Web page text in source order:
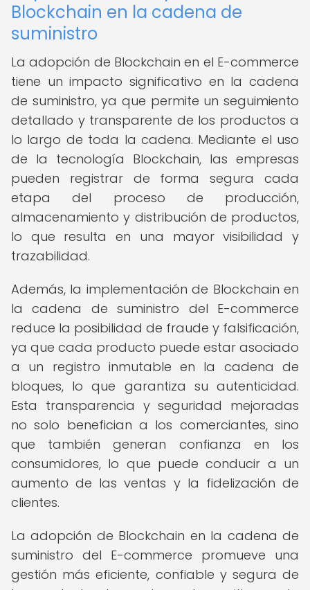
Blockchain en la cadena de
suministro
La adopción de Blockchain en el E-commerce
tiene un impacto significativo en la cadena
de suministro, ya que permite un seguimiento
detallado y transparente de los productos a
lo largo de toda la cadena. Mediante el uso
de la tecnología Blockchain, las empresas
pueden registrar de forma segura cada
etapa del proceso de producción,
almacenamiento y distribución de productos,
lo que resulta en una mayor visibilidad y
trazabilidad.
Además, la implementación de Blockchain en
la cadena de suministro del E-commerce
reduce la posibilidad de fraude y falsificación,
ya que cada producto puede estar asociado
a un registro inmutable en la cadena de
bloques, lo que garantiza su autenticidad.
Esta transparencia y seguridad mejoradas
no solo benefician a los comerciantes, sino
que también generan confianza en los
consumidores, lo que puede conducir a un
aumento de las ventas y la fidelización de
clientes.
La adopción de Blockchain en la cadena de
suministro del E-commerce promueve una
gestión más eficiente, confiable y segura de